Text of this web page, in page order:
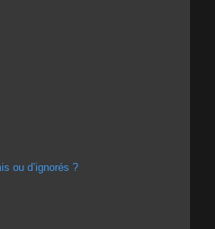
ou d’ignorés ?